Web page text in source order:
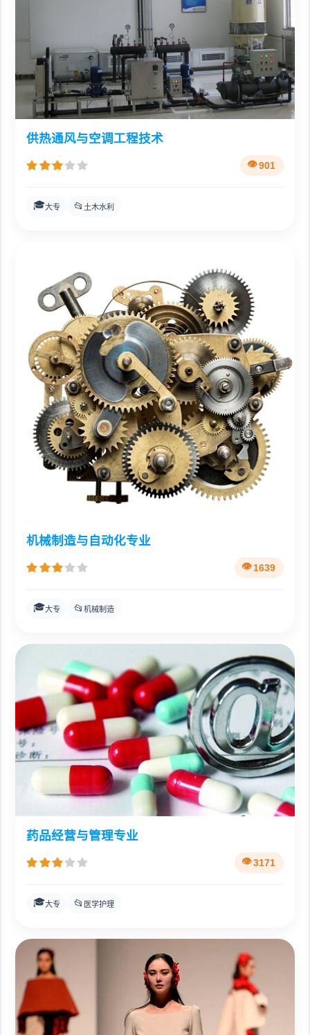
供热通风与空调工程技术
901
🎓大专 📂 土木水利
机械制造与自动化专业
1639
🎓大专 📂 机械制造
药品经营与管理专业
3171
🎓大专 📂 医学护理